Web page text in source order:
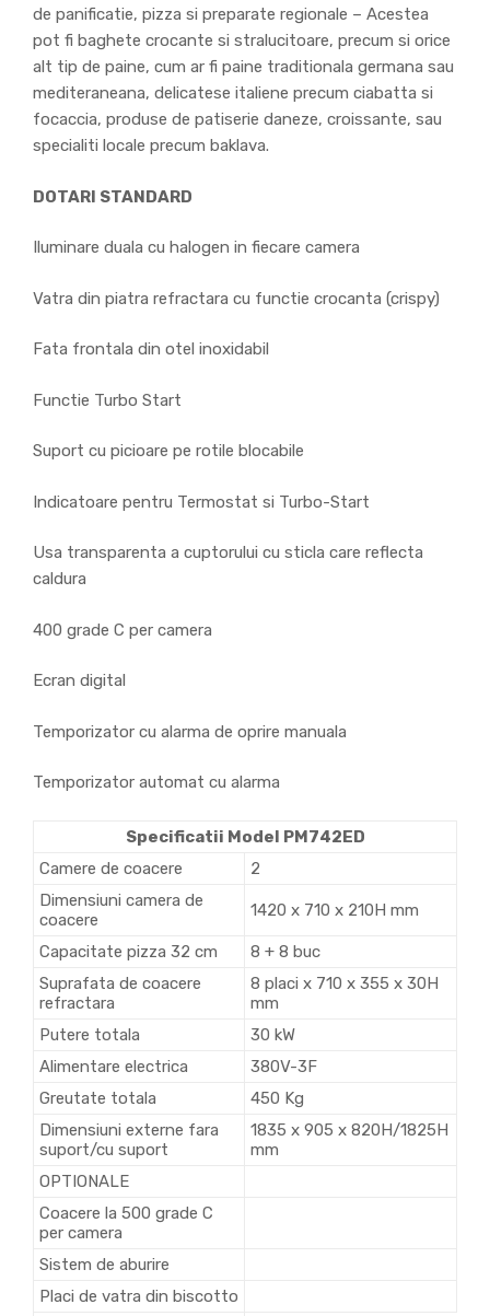
de panificatie, pizza si preparate regionale – Acestea
pot fi baghete crocante si stralucitoare, precum si orice
alt tip de paine, cum ar fi paine traditionala germana sau
mediteraneana, delicatese italiene precum ciabatta si
focaccia, produse de patiserie daneze, croissante, sau
specialiti locale precum baklava.
DOTARI STANDARD
Iluminare duala cu halogen in fiecare camera
Vatra din piatra refractara cu functie crocanta (crispy)
Fata frontala din otel inoxidabil
Functie Turbo Start
Suport cu picioare pe rotile blocabile
Indicatoare pentru Termostat si Turbo-Start
Usa transparenta a cuptorului cu sticla care reflecta
caldura
400 grade C per camera
Ecran digital
Temporizator cu alarma de oprire manuala
Temporizator automat cu alarma
Specificatii Model PM742ED
Camere de coacere
2
Dimensiuni camera de
coacere
1420 x 710 x 210H mm
Capacitate pizza 32 cm
8 + 8 buc
Suprafata de coacere
refractara
8 placi x 710 x 355 x 30H
mm
Putere totala
30 kW
Alimentare electrica
380V-3F
Greutate totala
450 Kg
Dimensiuni externe fara
suport/cu suport
1835 x 905 x 820H/1825H
mm
OPTIONALE
Coacere la 500 grade C
per camera
Sistem de aburire
Placi de vatra din biscotto